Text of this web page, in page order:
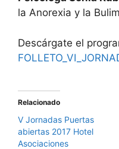
la Anorexia y la
Descárgate el
Relacionado
V Jornadas Puertas
abiertas 2017 Hotel
Asociaciones